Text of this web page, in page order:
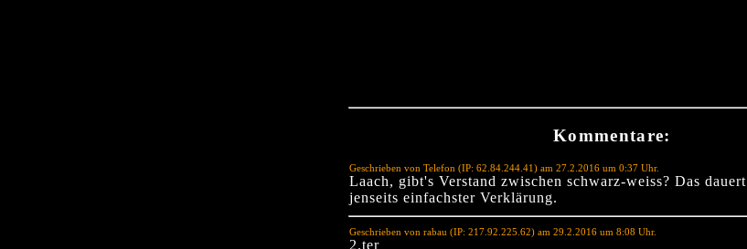
Kommentare:
Geschrieben von Telefon (IP: 62.84.244.41) am 27.2.2016 um 0:37 Uhr.
Laach, gibt's Verstand zwischen schwarz-weiss? Das
jenseits einfachster Verklärung.
Geschrieben von rabau (IP: 217.92.225.62) am 29.2.2016 um 8:08 Uhr.
2.ter